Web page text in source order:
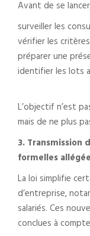
Avant de se
surveiller les
vérifier les
préparer une
identifier les lots
L’objectif n’est
mais de ne plus
3. Transmission
formelles
La loi simplifie
d’entreprise,
salariés. Ces
conclues à